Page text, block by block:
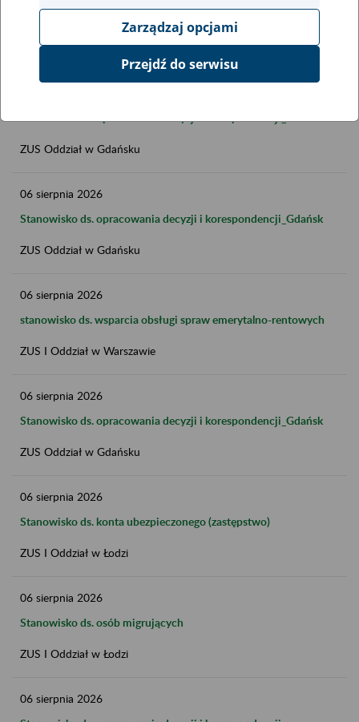
Stanowisko ds. opracowania decyzji i korespondencji_Gdańsk
ZUS Oddział w Gdańsku
06 sierpnia 2026
Stanowisko ds. opracowania decyzji i korespondencji_Gdańsk
ZUS Oddział w Gdańsku
06 sierpnia 2026
stanowisko ds. wsparcia obsługi spraw emerytalno-rentowych
ZUS I Oddział w Warszawie
06 sierpnia 2026
Stanowisko ds. opracowania decyzji i korespondencji_Gdańsk
ZUS Oddział w Gdańsku
06 sierpnia 2026
Stanowisko ds. konta ubezpieczonego (zastępstwo)
ZUS I Oddział w Łodzi
06 sierpnia 2026
Stanowisko ds. osób migrujących
ZUS I Oddział w Łodzi
06 sierpnia 2026
Zarządzaj opcjami
Przejdź do serwisu